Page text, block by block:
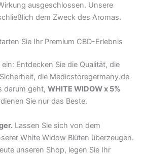
ausgeschlossen. Unsere
dem Zweck des Aromas.
Sie Ihr Premium CBD-Erlebnis
Entdecken Sie die Qualität, die
die Medicstoregermany.de
darum geht, WHITE WIDOW x 5%
Sie nur das Beste.
Lassen Sie sich von dem
White Widow Blüten überzeugen.
unseren Shop, legen Sie Ihr